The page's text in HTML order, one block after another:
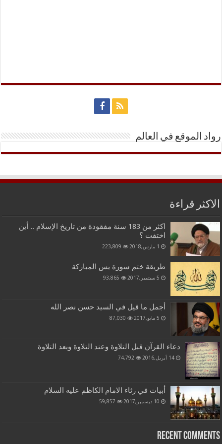
رواد الموقع في العالم
الاكثر قراءة
اكثر من 183 سنة مفقودة من تاريخ الإسلام .. أين
اختفت ؟
1 مارس,2018 223,809
طريقة ختم سورة يس المباركة
5 سبتمبر,2017 93,865
أجمل ما قيل في السيد حسن نصر الله
5 مايو,2017 87,030
دعاء القرآن قبل التلاوة وعند التلاوة وبعد التلاوة
14 أبريل,2016 74,792
أبيات في رثاء الامام الكاظم عليه السلام
10 ديسمبر,2017 59,857
Recent Comments